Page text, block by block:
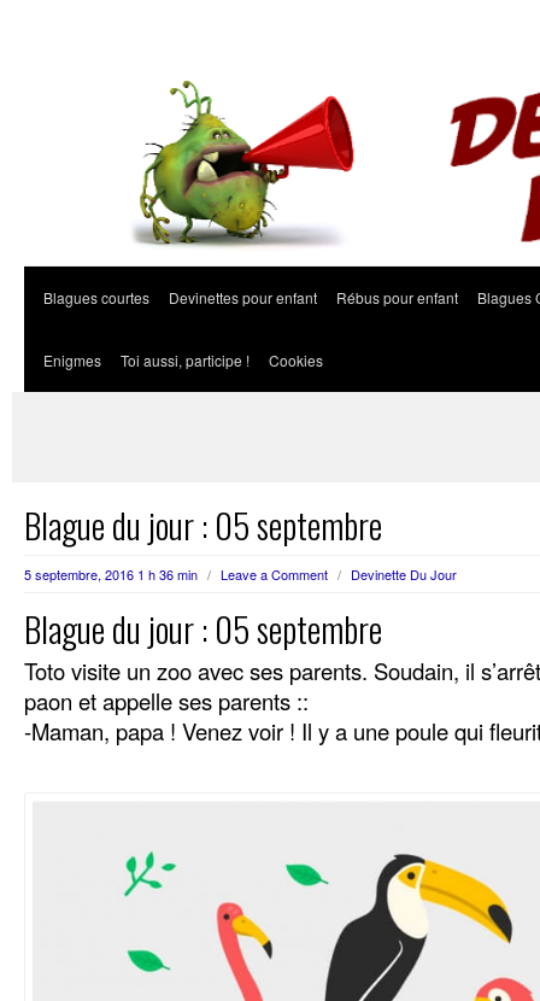
Blagues courtes Devinettes pour enfant Rébus pour enfant Blagues
Enigmes Toi aussi, participe ! Cookies
Blague du jour : 05 septembre
5 septembre, 2016 1 h 36 min / Leave a Comment / Devinette Du Jour
Blague du jour : 05 septembre
Toto visite un zoo avec ses parents. Soudain, il
paon et appelle ses parents ::
-Maman, papa ! Venez voir ! Il y a une poule qui